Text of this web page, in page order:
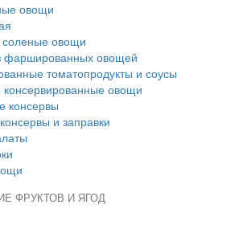
овощи
овощи
фаршированных овощей
томатопродукты и соусы
овощи
консервы
и заправки
ФРУКТОВ И ЯГОД